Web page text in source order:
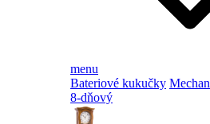
menu
Bateriové kukučky
8-dňový